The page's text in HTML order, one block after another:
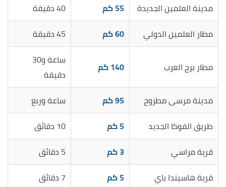
مدينة العلمين الجديدة
55 كم
40 دقيقة
مطار العلمين الدولي
60 كم 45 دقيقة
مطار برج العرب 140 كم
ساعة و30
دقيقة
مدينة مرسى مطروح
95 كم
ساعة وربع
طريق الفوكا الجديد
5 كم
10 دقائق
قرية مراسي
3 كم
5 دقائق
قرية هاسيندا باي
5 كم 7 دقائق